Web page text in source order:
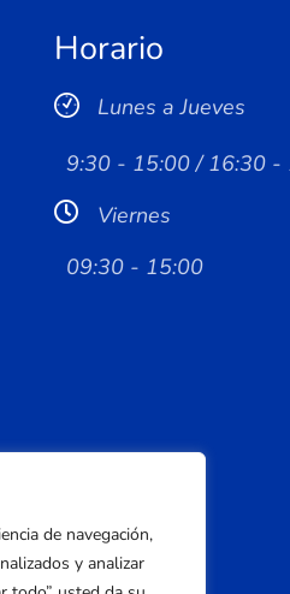
de navegación,
y analizar
Horario
Lunes a Jueves
9:30 - 15:00 / 16:30 -
Viernes
09:30 - 15:00